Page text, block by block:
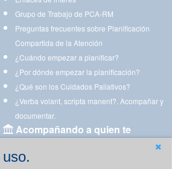
Grupo de Trabajo de PCA-RM
Preguntas frecuentes sobre Planificación
Compartida de la Atención
¿Cuándo empezar a planificar?
¿Por dónde empezar la planificación?
¿Qué son los Cuidados Paliativos?
¿Verba volant, scripta manent?. Acompañar y
documentar.
Acompañando a quien te
Aplicaciones para descargar